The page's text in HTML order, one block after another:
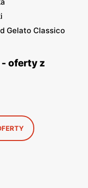
Gelato Classico
- oferty z